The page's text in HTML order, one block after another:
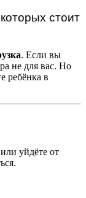
стоит
. Если вы
не для вас. Но
ребёнка в
уйдёте от